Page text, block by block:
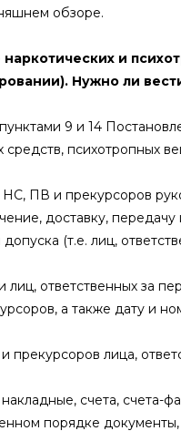
обзоре.
и
Нужно ли
9 и 14
средств,
ПВ и прекурсоров
доставку,
(т.е. лиц,
лиц, ответственных за
а также дату и
прекурсоров лица,
счета,
порядке